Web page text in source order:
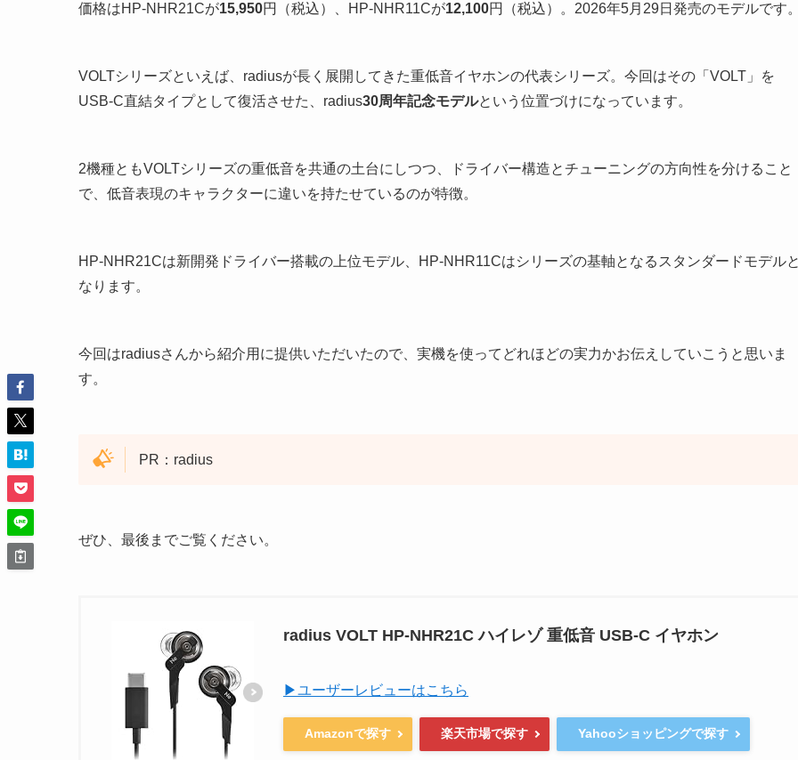
価格はHP-NHR21Cが15,950円（税込）、HP-NHR11Cが12,100円（税込）。2026年5月29日発売のモデルです
VOLTシリーズといえば、radiusが長く展開してきた重低音イヤホンの代表シリーズ。今回はその「VOLT」を
USB-C直結タイプとして復活させた、radius30周年記念モデルという位置づけになっています。
2機種ともVOLTシリーズの重低音を共通の土台にしつつ、ドライバー構造とチューニングの方向性を分けること
で、低音表現のキャラクターに違いを持たせているのが特徴。
HP-NHR21Cは新開発ドライバー搭載の上位モデル、HP-NHR11Cはシリーズの基軸となるスタンダードモデル
なります。
今回はradiusさんから紹介用に提供いただいたので、実機を使ってどれほどの実力かお伝えしていこうと思いま
す。
PR：radius
ぜひ、最後までご覧ください。
radius VOLT HP-NHR21C ハイレゾ 重低音 USB-C イヤホン
▶ユーザーレビューはこちら
Amazonで探す 楽天市場で探す Yahooショッピングで探す